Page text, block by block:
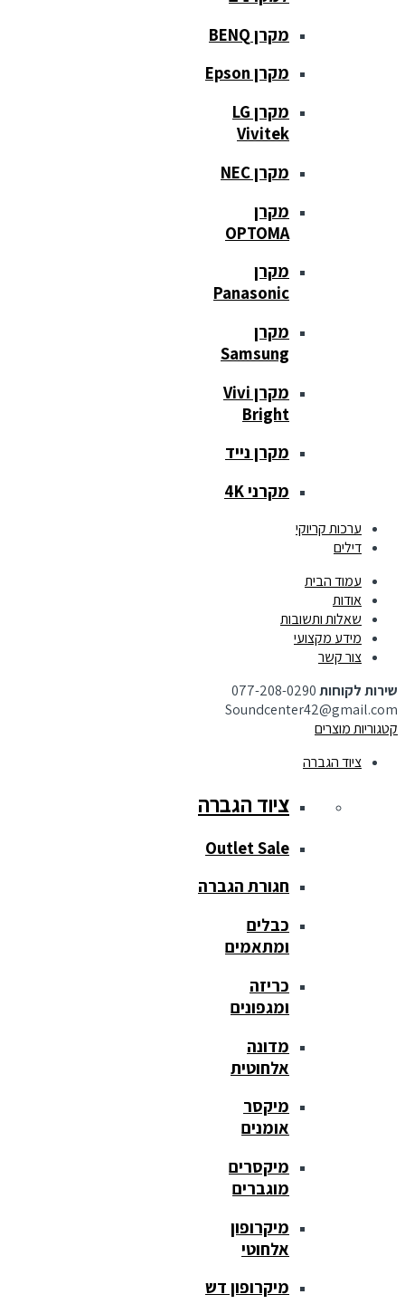
מקרן BENQ
מקרן Epson
מקרן LG
Vivitek
מקרן NEC
מקרן
OPTOMA
מקרן
Panasonic
מקרן
Samsung
מקרן Vivi
Bright
מקרן נייד
מקרני 4K
ערכות קריוקי
דילים
עמוד הבית
אודות
שאלות ותשובות
מידע מקצועי
צור קשר
שירות לקוחות077-208-0290
Soundcenter42@gmail.com
קטגוריות מוצרים
ציוד הגברה
ציוד הגברה
Outlet Sale
חגורת הגברה
כבלים
ומתאמים
כריזה
ומגפונים
מדונה
אלחוטית
מיקסר
אומנים
מיקסרים
מוגברים
מיקרופון
אלחוטי
מיקרופון דש